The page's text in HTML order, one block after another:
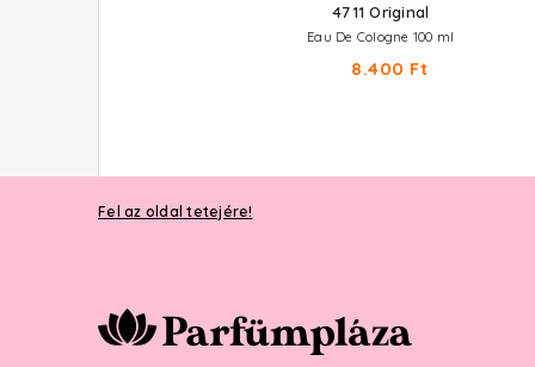
4711 Original
Eau De Cologne 100 ml
8.400 Ft
Fel az oldal tetejére!